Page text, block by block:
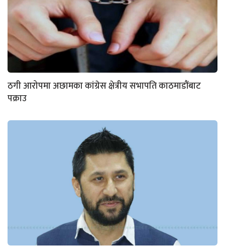
ठगी आरोपमा अछामका कांग्रेस क्षेत्रीय सभापति काठमाडौंबाट
पक्राउ